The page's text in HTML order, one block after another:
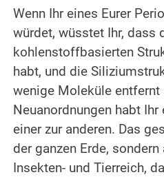
Wenn Ihr eines Eurer
würdet, wüsstet Ihr, dass
kohlenstoffbasierten
habt, und die
wenige Moleküle
Neuanordnungen habt
einer zur anderen. Das
der ganzen Erde,
Insekten- und Tierreich,